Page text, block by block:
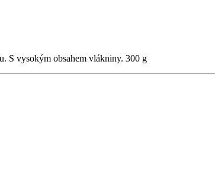
S vysokým obsahem vlákniny. 300 g